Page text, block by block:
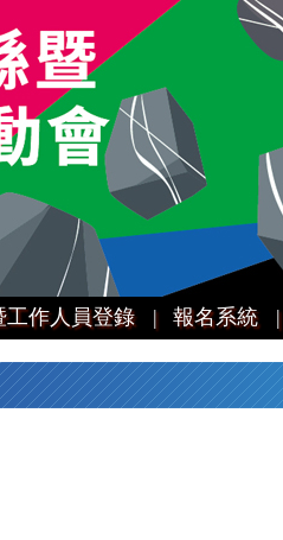
工作人員登錄 | 報名系統 |